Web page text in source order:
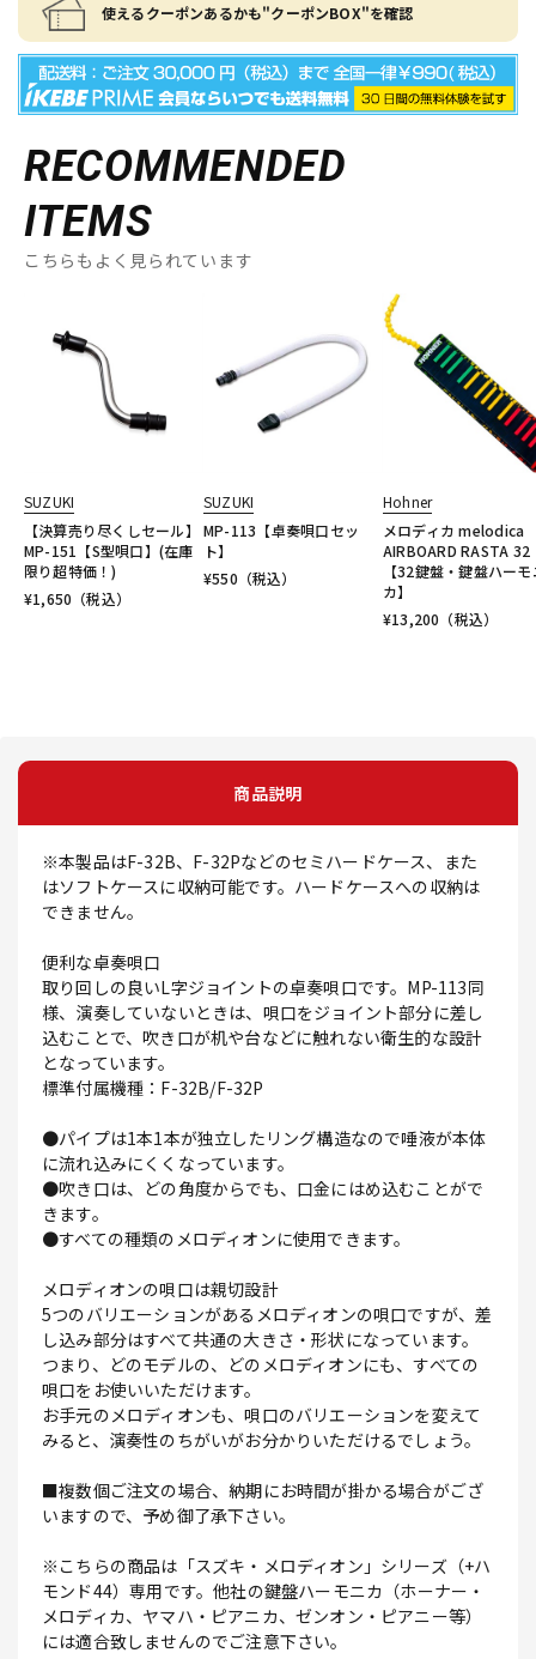
使えるクーポンあるかも"クーポンBOX"を確認
RECOMMENDED
ITEMS
こちらもよく見られています
SUZUKI
【決算売り尽くしセール】
MP-151【S型唄口】(在庫
限り超特価！)
¥1,650 （税込）
SUZUKI
MP-113【卓奏唄口セッ
ト】
¥550 （税込）
Hohner
メロディカ melodica
AIRBOARD RASTA 32
【32鍵盤・鍵盤ハーモ
カ】
¥13,200 （税込）
商品説明
※本製品はF-32B、F-32Pなどのセミハードケース、また
はソフトケースに収納可能です。ハードケースへの収納は
できません。
便利な卓奏唄口
取り回しの良いL字ジョイントの卓奏唄口です。MP-113同
様、演奏していないときは、唄口をジョイント部分に差し
込むことで、吹き口が机や台などに触れない衛生的な設計
となっています。
標準付属機種：F-32B/F-32P
●パイプは1本1本が独立したリング構造なので唾液が本体
に流れ込みにくくなっています。
●吹き口は、どの角度からでも、口金にはめ込むことがで
きます。
●すべての種類のメロディオンに使用できます。
メロディオンの唄口は親切設計
5つのバリエーションがあるメロディオンの唄口ですが、差
し込み部分はすべて共通の大きさ・形状になっています。
つまり、どのモデルの、どのメロディオンにも、すべての
唄口をお使いいただけます。
お手元のメロディオンも、唄口のバリエーションを変えて
みると、演奏性のちがいがお分かりいただけるでしょう。
■複数個ご注文の場合、納期にお時間が掛かる場合がござ
いますので、予め御了承下さい。
※こちらの商品は「スズキ・メロディオン」シリーズ（+ハ
モンド44）専用です。他社の鍵盤ハーモニカ（ホーナー・
メロディカ、ヤマハ・ピアニカ、ゼンオン・ピアニー等）
には適合致しませんのでご注意下さい。